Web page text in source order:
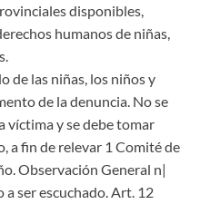
disponibles,
humanos de niñas,
de las niñas, los niños y
de la denuncia. No se
víctima y se debe tomar
a fin de relevar 1 Comité de
Observación General n|
a ser escuchado. Art. 12